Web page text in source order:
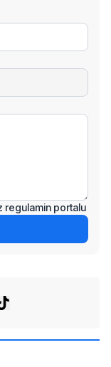
regulamin portalu